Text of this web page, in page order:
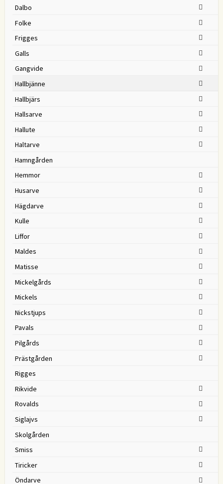
Dalbo
Folke
Frigges
Galls
Gangvide
Hallbjänne
Hallbjärs
Hallsarve
Hallute
Haltarve
Hamngården
Hemmor
Husarve
Hägdarve
Kulle
Liffor
Maldes
Matisse
Mickelgårds
Mickels
Nickstjups
Pavals
Pilgårds
Prästgården
Rigges
Rikvide
Rovalds
Siglajvs
Skolgården
Smiss
Tiricker
Öndarve